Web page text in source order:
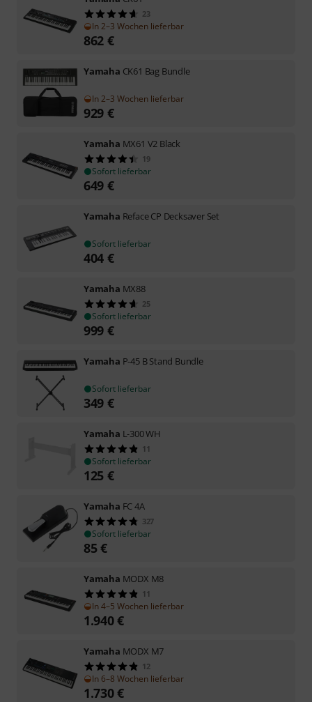
23
In 2–3 Wochen lieferbar
862 €
Yamaha CK61 Bag Bundle
In 2–3 Wochen lieferbar
929 €
Yamaha MX61 V2 Black
19
Sofort lieferbar
649 €
Yamaha Reface CP Decksaver Set
Sofort lieferbar
404 €
Yamaha MX88
25
Sofort lieferbar
999 €
Yamaha P-45 B Stand Bundle
Sofort lieferbar
349 €
Yamaha L-300 WH
11
Sofort lieferbar
125 €
Yamaha FC 4A
327
Sofort lieferbar
85€
Yamaha MODX M8
11
In 4–5 Wochen lieferbar
1.940€
Yamaha MODX M7
12
In 6–8 Wochen lieferbar
1.730€